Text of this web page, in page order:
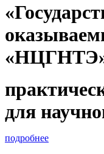
для
подробнее